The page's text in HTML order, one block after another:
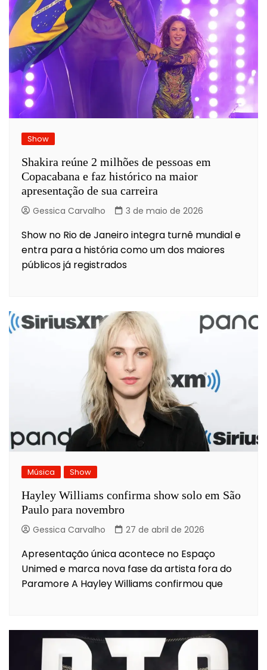
Show
Shakira reúne 2 milhões de pessoas em
Copacabana e faz histórico na maior
apresentação de sua carreira
Gessica Carvalho 3 de maio de 2026
Show no Rio de Janeiro integra turnê mundial e
entra para a história como um dos maiores
públicos já registrados
Música Show
Hayley Williams confirma show solo em São
Paulo para novembro
Gessica Carvalho 27 de abril de 2026
Apresentação única acontece no Espaço
Unimed e marca nova fase da artista fora do
Paramore A Hayley Williams confirmou que